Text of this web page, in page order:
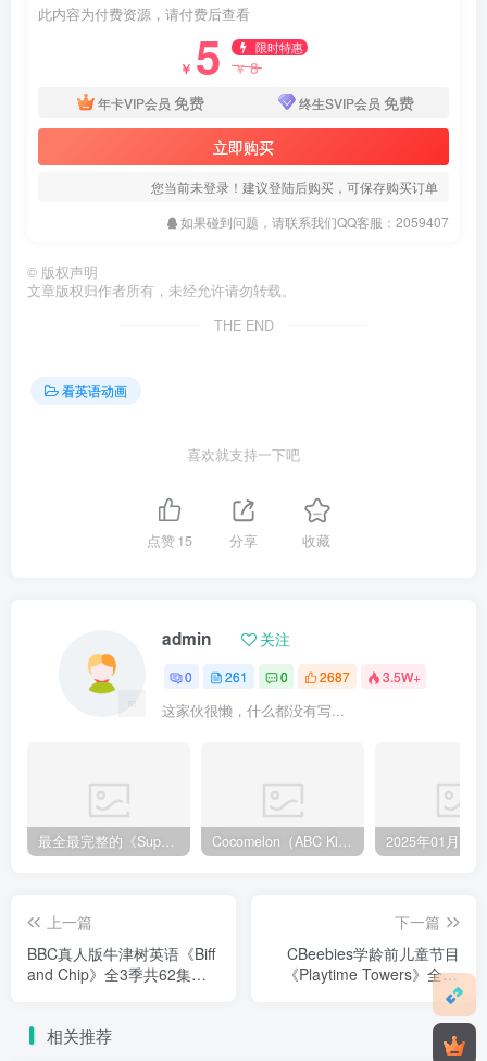
此内容为付费资源，请付费后查看
￥ 5 限时特惠
￥8
年卡VIP会员 免费 终生SVIP会员 免费
立即购买
您当前未登录！建议登陆后购买，可保存购买订单
如果碰到问题，请联系我们QQ客服：2059407
© 版权声明
文章版权归作者所有，未经允许请勿转载。
THE END
看英语动画
喜欢就支持一下吧
点赞15 分享 收藏
admin 关注
0 261 0 2687 3.5W+
这家伙很懒，什么都没有写...
最全最完整的《Super Simple Songs》英文启蒙儿歌视频，自然拼读、英语动画视频，各系列总共1933集视频，1080P高清视频带英文字幕，百度网盘下载！ Cocomelon（ABC Kid TV）英语启蒙儿歌童谣视频，全938集，1080P高清视频带英文字幕，带音频MP3，百度网盘下载！
上一篇
BBC真人版牛津树英语《Biff
and Chip》全3季共62集，
下一篇
CBeebies学龄前儿童节目
《Playtime Towers》全15
集，1080P高清视频带英文
字幕，百度网盘下载！
相关推荐